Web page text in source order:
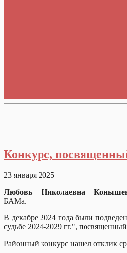
Конкурс,
23 января 2025
Любовь Николаевна
В декабре 2024 года были
судьбе 2024-2029
Районный конкурс нашел отклик